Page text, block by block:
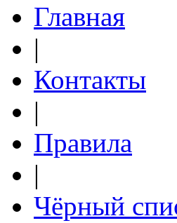
Главная
|
Контакты
|
Правила
|
Чёрный